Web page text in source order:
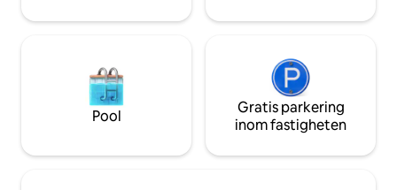
Pool
Gratis parkering
inom fastigheten